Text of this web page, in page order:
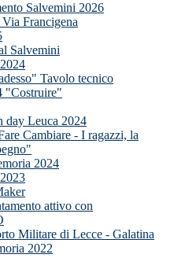
Salvemini 2026
Francigena
Salvemini
Tavolo tecnico
"Costruire"
day Leuca 2024
Cambiare - I ragazzi, la
2024
attivo con
Militare di Lecce - Galatina
2022